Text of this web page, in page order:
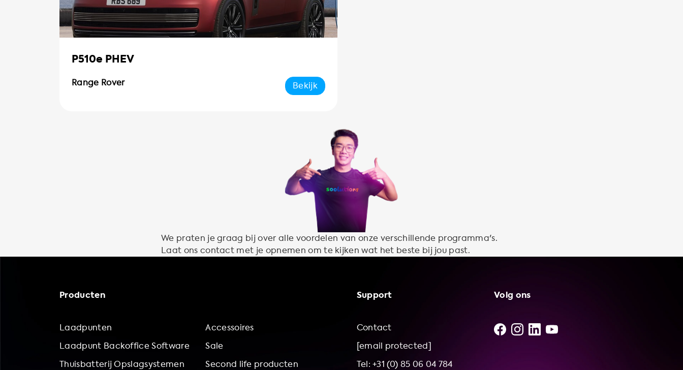
P510e PHEV
Range Rover Bekijk
We praten je graag bij over alle voordelen van onze verschillende programma's.
Laat ons contact met je opnemen om te kijken wat het beste bij jou past.
Producten
Laadpunten
Laadpunt Backoffice Software
Thuisbatterij Opslagsystemen
Accessoires
Sale
Second life producten
Support
Contact
[email protected]
Tel: +31 (0) 85 06 04 784
Volg ons